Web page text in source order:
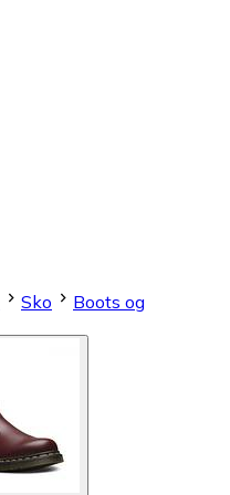
Sko
Boots og